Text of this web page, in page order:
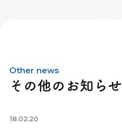
Other news
その他のお知らせ
18.02.20